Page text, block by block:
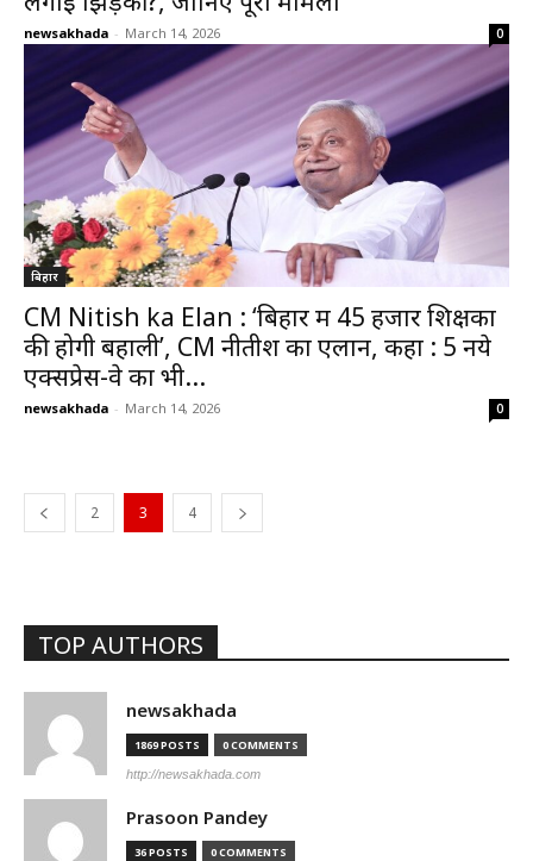
newsakhada - March 14, 2026 0
बिहार
CM Nitish ka Elan : ‘बिहार में 45 हजार शिक्षकों
की होगी बहाली’, CM नीतीश का एलान, कहा : 5 नये
एक्सप्रेस-वे का भी...
newsakhada - March 14, 2026 0
2 3 4
TOP AUTHORS
newsakhada
1869 POSTS 0 COMMENTS
http://newsakhada.com
Prasoon Pandey
36 POSTS 0 COMMENTS